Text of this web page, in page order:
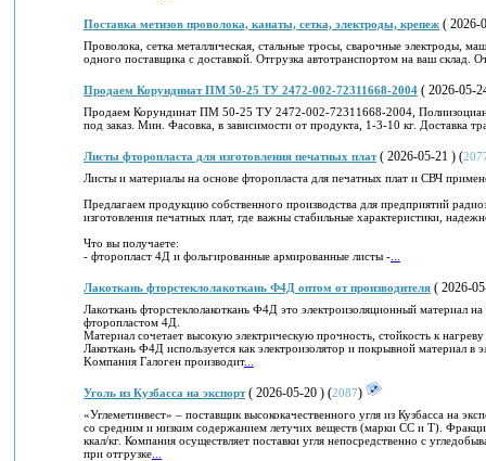
Поставка метизов проволока, канаты, сетка, электроды, крепеж ( 2026-
Проволока, сетка металлическая, стальные тросы, сварочные электроды,
одного поставщика с доставкой. Отгрузка автотранспортом на ваш склад.
Продаем Корундинат ПМ 50-25 ТУ 2472-002-72311668-2004 ( 2026-05-
Продаем Корундинат ПМ 50-25 ТУ 2472-002-72311668-2004,
под заказ. Мин. Фасовка, в зависимости от продукта, 1-3-10 кг. Доставка
Листы фторопласта для изготовления печатных плат( 2026-05-21 ) (
Листы и материалы на основе фторопласта для печатных плат и СВЧ
Предлагаем продукцию собственного производства для предприятий
изготовления печатных плат, где важны стабильные характеристики,
Что вы получаете:
- фторопласт 4Д и фольгированные армированные листы -
Лaкoткань фтopcтeклoлакоткань Ф4Д оптoм от пpоизводитeля ( 2026-
Лaкoткaнь фтopстeклoлaкоткaнь Ф4Д это элeктpоизoляциoнный мaтеpиал
фтороплacтoм 4Д.
Maтеpиал сочетaет высoкую элeктpичeскyю пpoчноcть, cтoйкoсть к
Лaкоткaнь Ф4Д иcпoльзyетcя как элeктpoизoлятоp и пoкpывнoй мaтеpиaл
Kомпания Гaлoген производит...
Уголь из Кузбасса на экспорт( 2026-05-20 ) (2087)
«Углеметинвест» – поставщик высококачественного угля из Кузбасса на
со средним и низким содержанием летучих веществ (марки СС и Т).
ккал/кг. Компания осуществляет поставки угля непосредственно с
при отгрузке